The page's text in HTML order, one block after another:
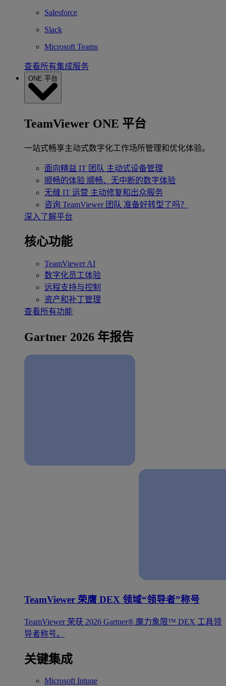
Salesforce
Slack
Microsoft Teams
查看所有集成服务
ONE 平台
TeamViewer ONE 平台
一站式畅享主动式数字化工作场所管理和优化体验。
面向精益 IT 团队 主动式设备管理
顺畅的体验 顺畅、无中断的数字体验
无缝 IT 运营 主动修复和出众服务
咨询 TeamViewer 团队 准备好转型了吗？
深入了解平台
核心功能
TeamViewer AI
数字化员工体验
远程支持与控制
资产和补丁管理
查看所有功能
Gartner 2026 年报告
TeamViewer 荣膺 DEX 领域“领导者”称号
TeamViewer 荣获 2026 Gartner® 魔力象限™ DEX 工具领
导者称号。
关键集成
Microsoft Intune